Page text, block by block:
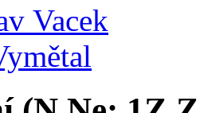
Vacek